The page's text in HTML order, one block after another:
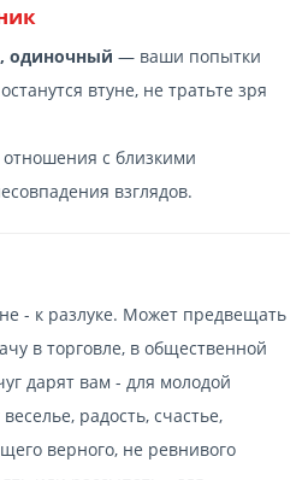
одиночный — ваши попытки
втуне, не тратьте зря
с близкими
взглядов.
- к разлуке. Может предвещать
в торговле, в общественной
дарят вам - для молодой
радость, счастье,
верного, не ревнивого